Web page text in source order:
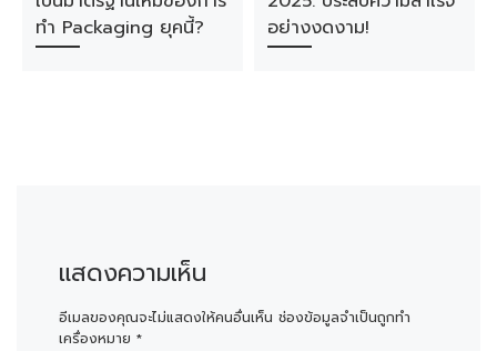
ทำ Packaging ยุคนี้?
อย่างงดงาม!
แสดงความเห็น
อีเมลของคุณจะไม่แสดงให้คนอื่นเห็น ช่องข้อมูลจำเป็นถูกทำ
เครื่องหมาย *